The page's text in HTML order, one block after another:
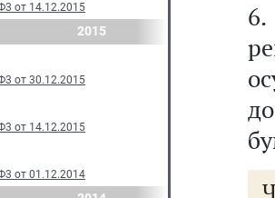
от 14.12.2015
2015
от 30.12.2015
от 14.12.2015
от 01.12.2014